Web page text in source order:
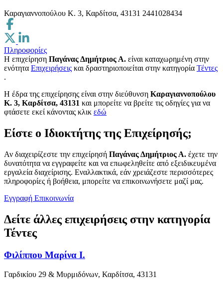
Καραγιαννοπούλου Κ. 3, Καρδίτσα, 43131 2441028434
Πληροφορίες
Η επιχείρηση Παγάνας Δημήτριος Α. είναι καταχωρημένη στην
ενότητα Επιχειρήσεις και δραστηριοποιείται στην κατηγορία Τέντες
.
H έδρα της επιχείρησης είναι στην διεύθυνση Καραγιαννοπούλου
Κ. 3, Καρδίτσα, 43131 και μπορείτε να βρείτε τις οδηγίες για να
φτάσετε εκεί κάνοντας κλικ εδώ
Είστε ο Ιδιοκτήτης της Επιχείρησής;
Αν διαχειρίζεστε την επιχείρησή Παγάνας Δημήτριος Α. έχετε την
δυνατότητα να εγγραφείτε και να επωφεληθείτε από εξειδικευμένα
εργαλεία διαχείρισης. Εναλλακτικά, εάν χρειάζεστε περισσότερες
πληροφορίες ή βοήθεια, μπορείτε να επικοινωνήσετε μαζί μας.
Εγγραφή Επικοινωνία
Δείτε άλλες επιχειρήσεις στην κατηγορία
Τέντες
Φιλίππου Μαρίνα Ι.
Γαρδικίου 29 & Μυρμιδόνων, Καρδίτσα, 43131